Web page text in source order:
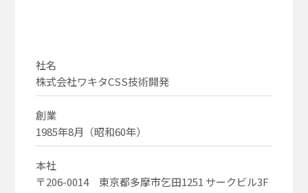
社名
株式会社ワキタCSS技術開発
創業
1985年8月（昭和60年）
本社
〒206-0014 東京都多摩市乞田1251 サークビル3F